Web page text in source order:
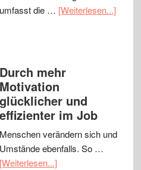
umfasst die … [Weiterlesen...]
Durch mehr
Motivation
glücklicher und
effizienter im Job
Menschen verändern sich und
Umstände ebenfalls. So …
[Weiterlesen...]